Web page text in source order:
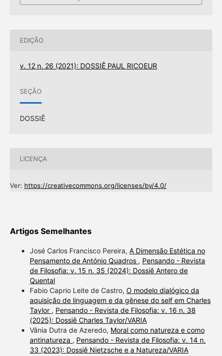
EDIÇÃO
v. 12 n. 26 (2021): DOSSIÊ PAUL RICOEUR
SEÇÃO
DOSSIÊ
LICENÇA
Ver: https://creativecommons.org/licenses/by/4.0/
Artigos Semelhantes
José Carlos Francisco Pereira, A Dimensão Estética no
Pensamento de António Quadros , Pensando - Revista
de Filosofia: v. 15 n. 35 (2024): Dossiê Antero de
Quental
Fabio Caprio Leite de Castro, O modelo dialógico da
aquisição de linguagem e da gênese do self em Charles
Taylor , Pensando - Revista de Filosofia: v. 16 n. 38
(2025): Dossiê Charles Taylor/VARIA
Vânia Dutra de Azeredo, Moral como natureza e como
antinatureza , Pensando - Revista de Filosofia: v. 14 n.
33 (2023): Dossiê Nietzsche e a Natureza/VARIA